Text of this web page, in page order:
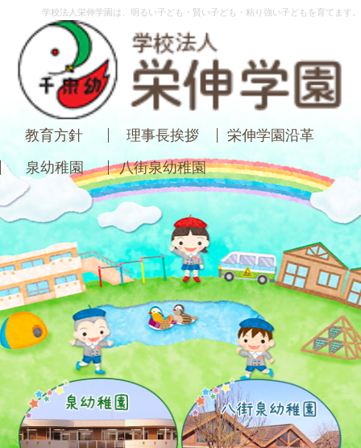
学校法人栄伸学園は、明るい子ども・賢い子ども・粘り強い子どもを育てます。
教育方針 理事長挨拶
栄伸学園沿革
泉幼稚園
八街泉幼稚園